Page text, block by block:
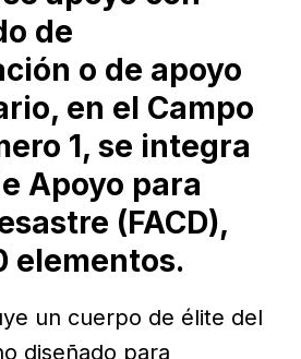
de
o de apoyo
en el Campo
1, se integra
Apoyo para
(FACD),
elementos.
un cuerpo de élite del
diseñado para